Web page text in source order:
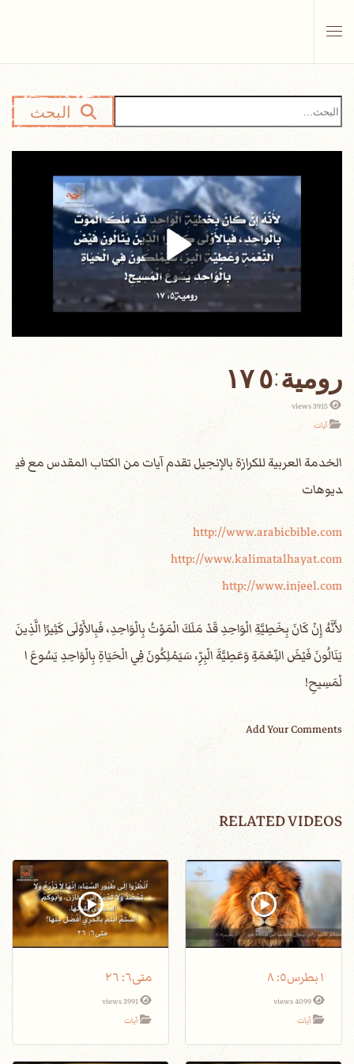
البحث
3915 views
آيات
الخدمة العربية للكرازة بالإنجيل تقدم آيات من الكتاب المقدس مع في
ديوهات
http://www.arabicbible.com
http://www.kalimatalhayat.com
http://www.injeel.com
‎لأَنَّهُ إِنْ كَانَ بِخَطِيَّةِ الْوَاحِدِ قَدْ مَلَكَ الْمَوْتُ بِالْوَاحِدِ، فَبِالأَوْلَى كَثِيرًا الَّذِينَ
يَنَالُونَ فَيْضَ النِّعْمَةِ وَعَطِيَّةَ الْبِرِّ، سَيَمْلِكُونَ فِي الْحَيَاةِ بِالْوَاحِدِ يَسُوعَ ا
لْمَسِيحِ!
Add Your Comments
RELATED VIDEOS
١بطرس٥: ٨
4099 views
آيات
متى٦: ٢٦
3991 views
آيات